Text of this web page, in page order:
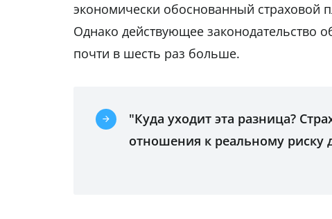
экономически обоснованный страховой
Однако действующее законодательство
почти в шесть раз больше.
"Куда уходит эта разница?
отношения к реальному риску